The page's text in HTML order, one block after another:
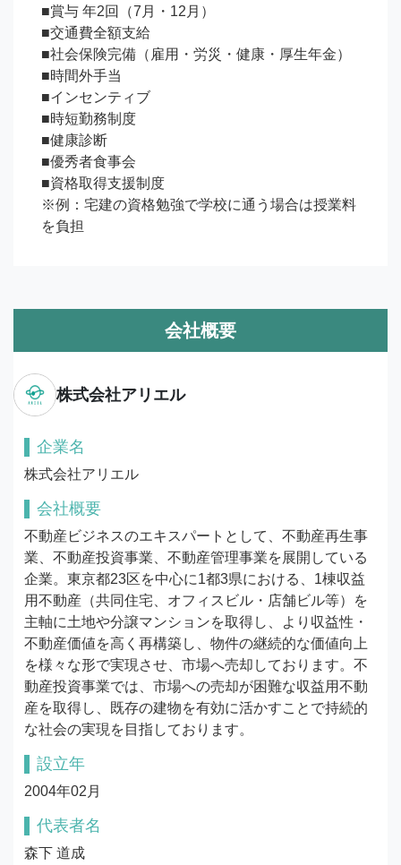
■賞与 年2回（7月・12月）
■交通費全額支給
■社会保険完備（雇用・労災・健康・厚生年金）
■時間外手当
■インセンティブ
■時短勤務制度
■健康診断
■優秀者食事会
■資格取得支援制度
※例：宅建の資格勉強で学校に通う場合は授業料
を負担
会社概要
株式会社アリエル
企業名
株式会社アリエル
会社概要
不動産ビジネスのエキスパートとして、不動産再生事
業、不動産投資事業、不動産管理事業を展開している
企業。東京都23区を中心に1都3県における、1棟収益
用不動産（共同住宅、オフィスビル・店舗ビル等）を
主軸に土地や分譲マンションを取得し、より収益性・
不動産価値を高く再構築し、物件の継続的な価値向上
を様々な形で実現させ、市場へ売却しております。不
動産投資事業では、市場への売却が困難な収益用不動
産を取得し、既存の建物を有効に活かすことで持続的
な社会の実現を目指しております。
設立年
2004年02月
代表者名
森下 道成